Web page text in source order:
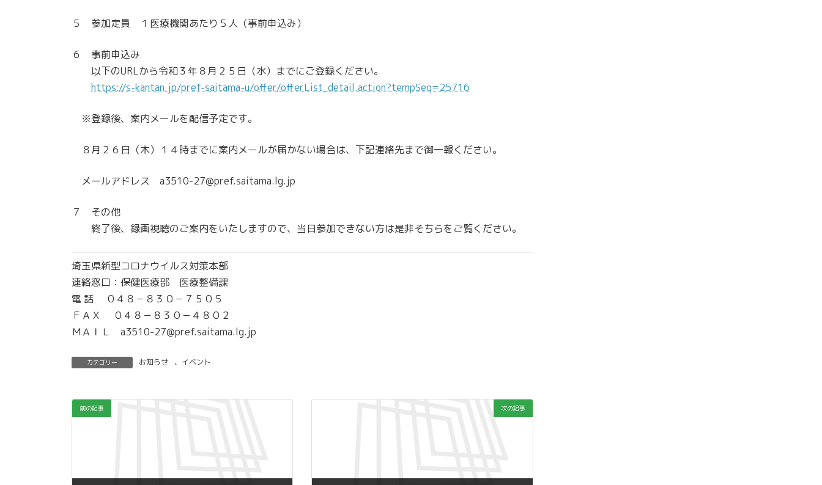
５ 参加定員 １医療機関あたり５人（事前申込み）
６ 事前申込み
以下のURLから令和３年８月２５日（水）までにご登録ください。
https://s-kantan.jp/pref-saitama-u/offer/offerList_detail.action?tempSeq=25716
※登録後、案内メールを配信予定です。
８月２６日（木）１４時までに案内メールが届かない場合は、下記連絡先まで御一報ください。
メールアドレス a3510-27@pref.saitama.lg.jp
７ その他
終了後、録画視聴のご案内をいたしますので、当日参加できない方は是非そちらをご覧ください。
埼玉県新型コロナウイルス対策本部
連絡窓口：保健医療部 医療整備課
電 話 ０４８－８３０－７５０５
ＦＡＸ ０４８－８３０－４８０２
ＭＡＩＬ a3510-27@pref.saitama.lg.jp
カテゴリー お知らせ 、 イベント
前の記事 次の記事